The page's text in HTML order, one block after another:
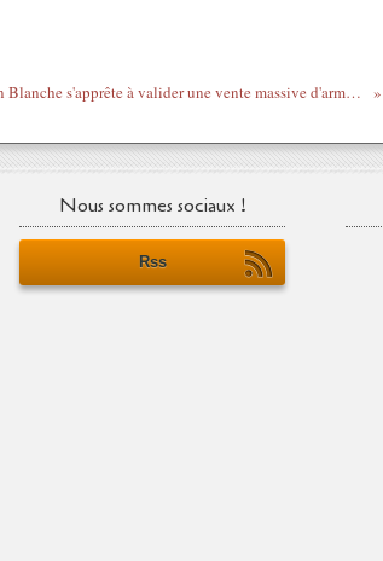
La Maison Blanche s'apprête à valider une vente massive d'armes à Israël
Nous sommes sociaux !
Rss